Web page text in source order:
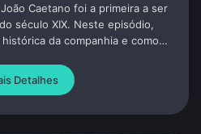
Caetano foi a primeira a ser
século XIX. Neste episódio,
da companhia e como
Detalhes